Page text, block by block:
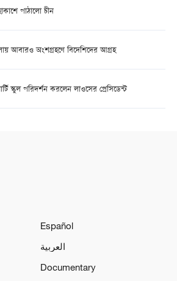
পাঠালো চীন
আবারও অংশগ্রহণে বিদেশিদের আগ্রহ
স্কুল পরিদর্শন করলেন লাওসের প্রেসিডেন্ট
Español
العربية
Documentary